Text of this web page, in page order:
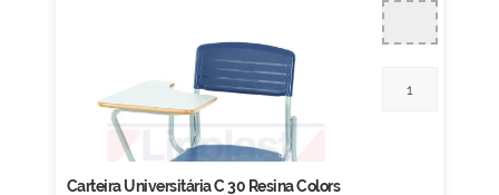
Carteira Universitária C 30 Resina Colors